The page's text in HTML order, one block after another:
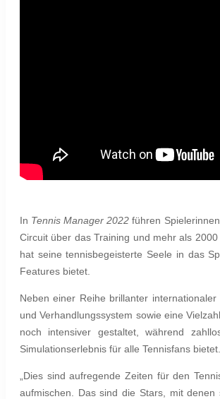
In Tennis Manager 2022 führen
Circuit über das Training und mehr als
hat seine tennisbegeisterte Seele in das
Features bietet.
Neben einer Reihe brillanter
und Verhandlungssystem sowie eine
noch intensiver gestaltet, während
Simulationserlebnis für alle Tennisfans bietet.
„Dies sind aufregende Zeiten für den
aufmischen. Das sind die Stars, mit